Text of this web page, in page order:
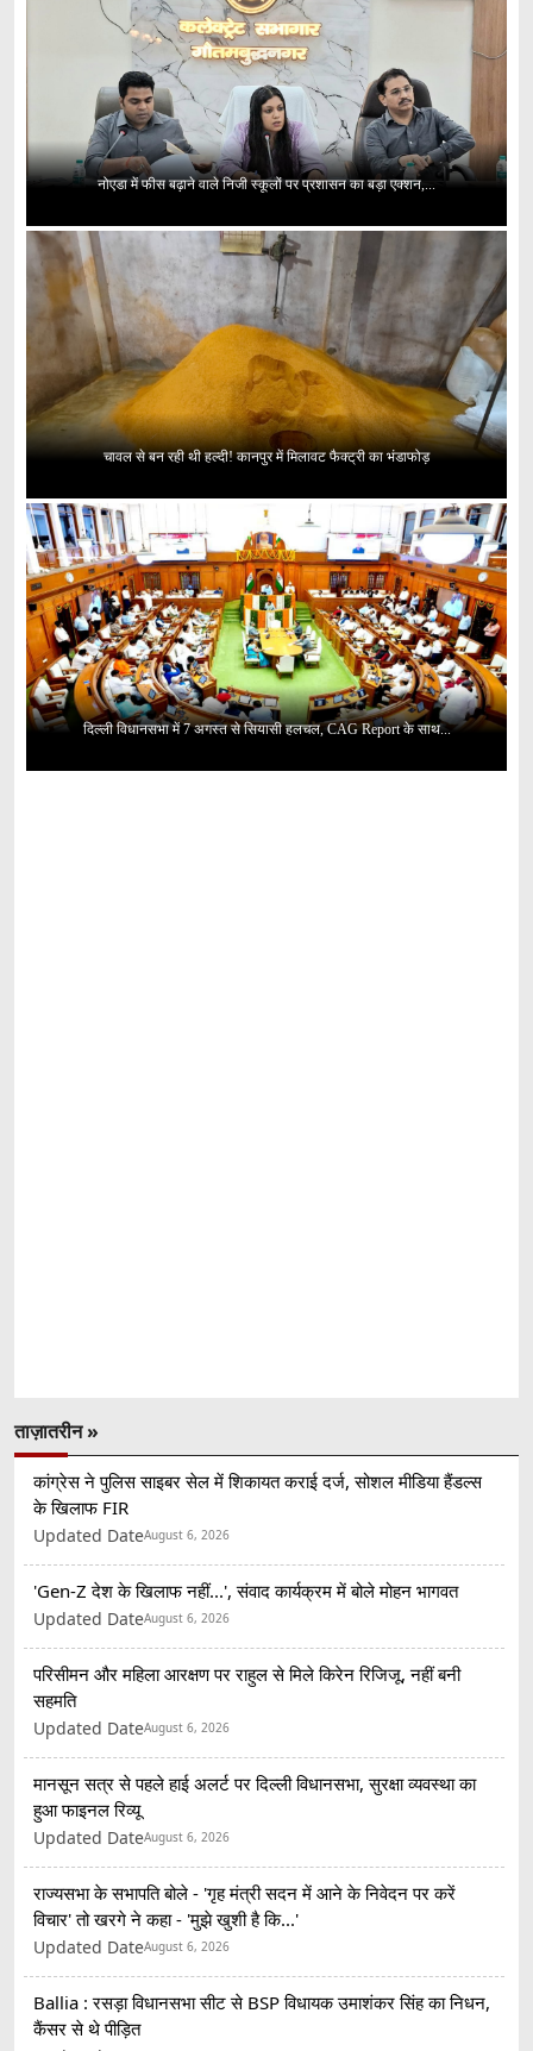
नोएडा में फीस बढ़ाने वाले निजी स्कूलों पर प्रशासन का बड़ा एक्शन,...
चावल से बन रही थी हल्दी! कानपुर में मिलावट फैक्ट्री का भंडाफोड़
दिल्ली विधानसभा में 7 अगस्त से सियासी हलचल, CAG Report के साथ...
ताज़ातरीन »
कांग्रेस ने पुलिस साइबर सेल में शिकायत कराई दर्ज, सोशल मीडिया हैंडल्स
के खिलाफ FIR
Updated DateAugust 6, 2026
'Gen-Z देश के खिलाफ नहीं...', संवाद कार्यक्रम में बोले मोहन भागवत
Updated DateAugust 6, 2026
परिसीमन और महिला आरक्षण पर राहुल से मिले किरेन रिजिजू, नहीं बनी
सहमति
Updated DateAugust 6, 2026
मानसून सत्र से पहले हाई अलर्ट पर दिल्ली विधानसभा, सुरक्षा व्यवस्था का
हुआ फाइनल रिव्यू
Updated DateAugust 6, 2026
राज्यसभा के सभापति बोले - 'गृह मंत्री सदन में आने के निवेदन पर करें
विचार' तो खरगे ने कहा - 'मुझे खुशी है कि...'
Updated DateAugust 6, 2026
Ballia : रसड़ा विधानसभा सीट से BSP विधायक उमाशंकर सिंह का निधन,
कैंसर से थे पीड़ित